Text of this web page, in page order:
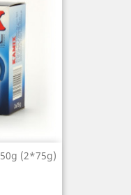
(2*75g)